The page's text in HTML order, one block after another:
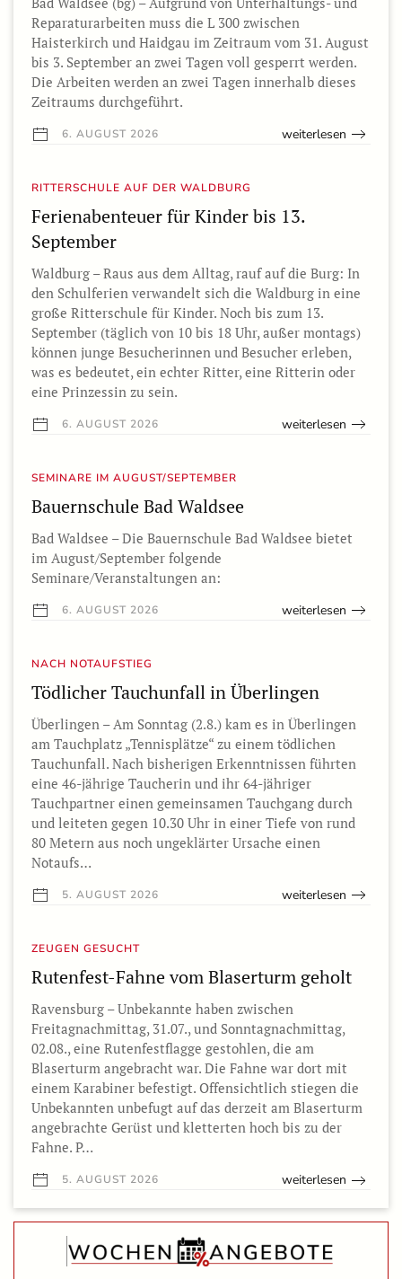
Reparaturarbeiten muss die L 300 zwischen
Haisterkirch und Haidgau im Zeitraum vom 31. August
bis 3. September an zwei Tagen voll gesperrt werden.
Die Arbeiten werden an zwei Tagen innerhalb dieses
Zeitraums durchgeführt.
6. AUGUST 2026 weiterlesen
RITTERSCHULE AUF DER WALDBURG
Ferienabenteuer für Kinder bis 13.
September
Waldburg – Raus aus dem Alltag, rauf auf die Burg: In
den Schulferien verwandelt sich die Waldburg in eine
große Ritterschule für Kinder. Noch bis zum 13.
September (täglich von 10 bis 18 Uhr, außer montags)
können junge Besucherinnen und Besucher erleben,
was es bedeutet, ein echter Ritter, eine Ritterin oder
eine Prinzessin zu sein.
6. AUGUST 2026 weiterlesen
SEMINARE IM AUGUST/SEPTEMBER
Bauernschule Bad Waldsee
Bad Waldsee – Die Bauernschule Bad Waldsee bietet
im August/September folgende
Seminare/Veranstaltungen an:
6. AUGUST 2026 weiterlesen
NACH NOTAUFSTIEG
Tödlicher Tauchunfall in Überlingen
Überlingen – Am Sonntag (2.8.) kam es in Überlingen
am Tauchplatz „Tennisplätze“ zu einem tödlichen
Tauchunfall. Nach bisherigen Erkenntnissen führten
eine 46-jährige Taucherin und ihr 64-jähriger
Tauchpartner einen gemeinsamen Tauchgang durch
und leiteten gegen 10.30 Uhr in einer Tiefe von rund
80 Metern aus noch ungeklärter Ursache einen
Notaufs…
5. AUGUST 2026 weiterlesen
ZEUGEN GESUCHT
Rutenfest-Fahne vom Blaserturm geholt
Ravensburg – Unbekannte haben zwischen
Freitagnachmittag, 31.07., und Sonntagnachmittag,
02.08., eine Rutenfestflagge gestohlen, die am
Blaserturm angebracht war. Die Fahne war dort mit
einem Karabiner befestigt. Offensichtlich stiegen die
Unbekannten unbefugt auf das derzeit am Blaserturm
angebrachte Gerüst und kletterten hoch bis zu der
Fahne. P…
5. AUGUST 2026 weiterlesen